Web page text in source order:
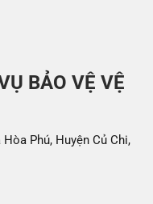
BẢO VỆ VỆ
Phú, Huyện Củ Chi,